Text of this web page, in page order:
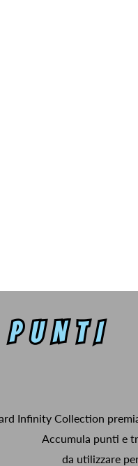
Infinity Collection
Accumula punti e
da utilizzare